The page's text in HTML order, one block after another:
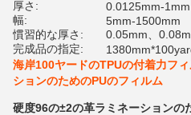
厚さ:
0.0125mm-1mm
幅:
5mm-1500mm
慣習的な厚さ:
0.05mm、
完成品の指定:
海岸100ヤードのTPUの付着力フ
ションのためのPUのフィルム
硬度96の±2の革ラミネーションの